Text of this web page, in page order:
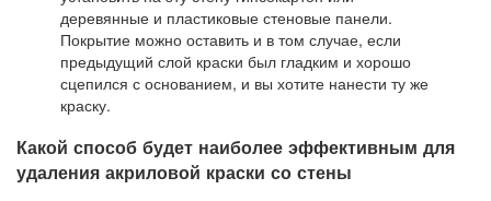
деревянные и пластиковые стеновые панели.
Покрытие можно оставить и в том случае, если
предыдущий слой краски был гладким и хорошо
сцепился с основанием, и вы хотите нанести ту же
краску.
Какой способ будет наиболее эффективным для
удаления акриловой краски со стены